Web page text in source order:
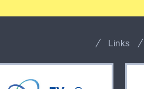
Links